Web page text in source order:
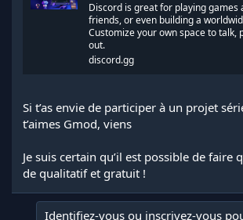
Discord is great for playing games
friends, or even building a
Customize your own space to talk,
out.
discord.gg
Si t’as envie de participer à un projet
t’aimes Gmod, viens
Je suis certain qu’il est possible de faire
de qualitatif et gratuit !
Identifiez-vous ou inscrivez-vous